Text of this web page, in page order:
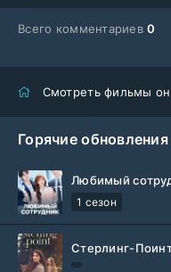
Всего комментариев0
Смотреть фильмы
Горячие
Любимый
1 сезон
Стерлинг-